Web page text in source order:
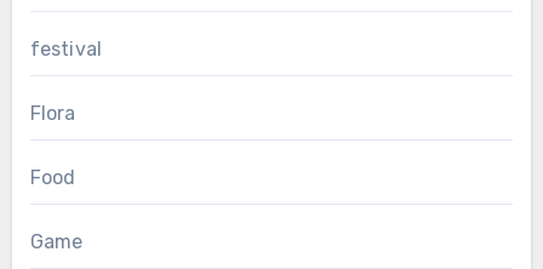
festival
Flora
Food
Game